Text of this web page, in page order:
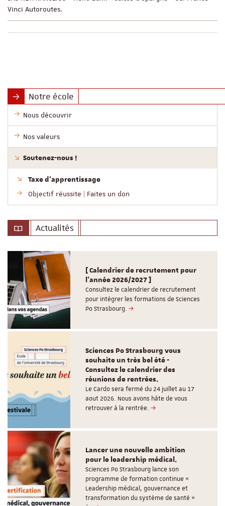
Vinci Autoroutes.
Notre école
Nous découvrir
Nos valeurs
Soutenez-nous !
Taxe d’apprentissage
Objectif réussite | Faites un don
Actualités
[ Calendrier de recrutement pour
l'année 2026/2027 ]
Consultez le calendrier de recrutement
pour intégrer les formations de Sciences
Po Strasbourg.
Sciences Po Strasbourg vous
souhaite un très bel été -
Consultez le calendrier des
réunions de rentrées.
Le Cardo sera fermé du 24 juillet au 17
aout 2026. Nous avons hâte de vous
retrouver à la rentrée.
Lancer une nouvelle ambition
pour le leadership médical.
Sciences Po Strasbourg lance son
programme de formation continue «
Leadership médical, gouvernance et
transformation du système de santé »